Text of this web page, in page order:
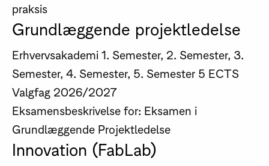
praksis
Grundlæggende projektledelse
Erhvervsakademi 1. Semester, 2. Semester, 3.
Semester, 4. Semester, 5. Semester 5 ECTS
Valgfag 2026/2027
Eksamensbeskrivelse for: Eksamen i
Grundlæggende Projektledelse
Innovation (FabLab)